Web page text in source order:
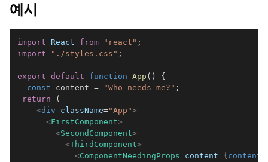
예시
import React from "react" ;
import
"./styles.css" ;
export default function App ( )
{
const content = "Who needs me?" ;
return
(
<div className="App ">
<FirstComponent>
<SecondComponent>
<ThirdComponent>
<ComponentNeedingProps content={ content